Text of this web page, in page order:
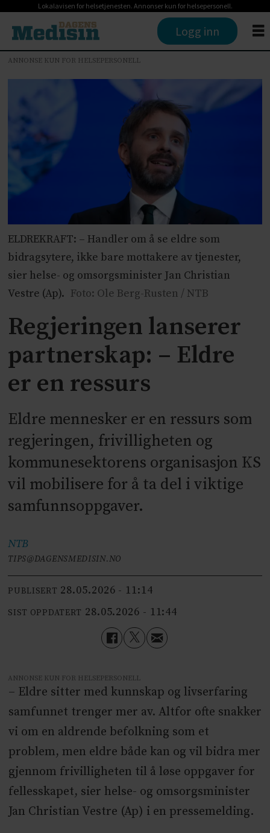
Lokalavisen for helsetjenesten. Annonser kun for helsepersonell.
Logg inn
ANNONSE KUN FOR HELSEPERSONELL
ELDREKRAFT: – Handler om å se eldre som
bidragsytere, ikke bare mottakere av tjenester,
sier helse- og omsorgsminister Jan Christian
Vestre (Ap). Foto: Ole Berg-Rusten / NTB
Regjeringen lanserer
partnerskap: – Eldre
er en ressurs
Eldre mennesker er en ressurs som
regjeringen, frivilligheten og
kommunesektorens organisasjon KS
vil mobilisere for å ta del i viktige
samfunnsoppgaver.
NTB
TIPS@DAGENSMEDISIN.NO
PUBLISERT 28.05.2026 - 11:14
SIST OPPDATERT 28.05.2026 - 11:44
ANNONSE KUN FOR HELSEPERSONELL
– Eldre sitter med kunnskap og livserfaring
samfunnet trenger mer av. Altfor ofte snakker
vi om en aldrende befolkning som et
problem, men eldre både kan og vil bidra mer
gjennom frivilligheten til å løse oppgaver for
fellesskapet, sier helse- og omsorgsminister
Jan Christian Vestre (Ap) i en pressemelding.